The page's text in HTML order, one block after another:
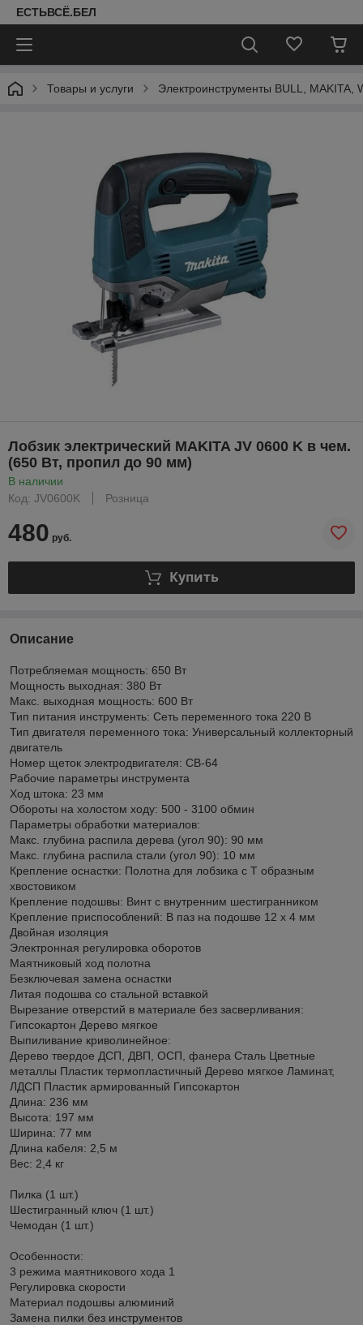
ЕСТЬВСЁ.БЕЛ
Товары и услуги Электроинструменты BULL,
Лобзик электрический MAKITA JV 0600 K в чем.
(650 Вт, пропил до 90 мм)
В наличии
Код: JV0600K
Розница
480 руб.
Купить
Описание
Потребляемая мощность: 650 Вт
Мощность выходная: 380 Вт
Макс. выходная мощность: 600 Вт
Тип питания инструменть: Сеть переменного тока 220 В
Тип двигателя переменного тока: Универсальный коллекторный
двигатель
Номер щеток электродвигателя: CB-64
Рабочие параметры инструмента
Ход штока: 23 мм
Обороты на холостом ходу: 500 - 3100 обмин
Параметры обработки материалов:
Макс. глубина распила дерева (угол 90): 90 мм
Макс. глубина распила стали (угол 90): 10 мм
Крепление оснастки: Полотна для лобзика с Т образным
хвостовиком
Крепление подошвы: Винт с внутренним шестигранником
Крепление приспособлений: В паз на подошве 12 х 4 мм
Двойная изоляция
Электронная регулировка оборотов
Маятниковый ход полотна
Безключевая замена оснастки
Литая подошва со стальной вставкой
Вырезание отверстий в материале без засверливания:
Гипсокартон Дерево мягкое
Выпиливание криволинейное:
Дерево твердое ДСП, ДВП, ОСП, фанера Сталь Цветные
металлы Пластик термопластичный Дерево мягкое Ламинат,
ЛДСП Пластик армированный Гипсокартон
Длина: 236 мм
Высота: 197 мм
Ширина: 77 мм
Длина кабеля: 2,5 м
Вес: 2,4 кг
Пилка (1 шт.)
Шестигранный ключ (1 шт.)
Чемодан (1 шт.)
Особенности:
3 режима маятникового хода 1
Регулировка скорости
Материал подошвы алюминий
Замена пилки без инструментов